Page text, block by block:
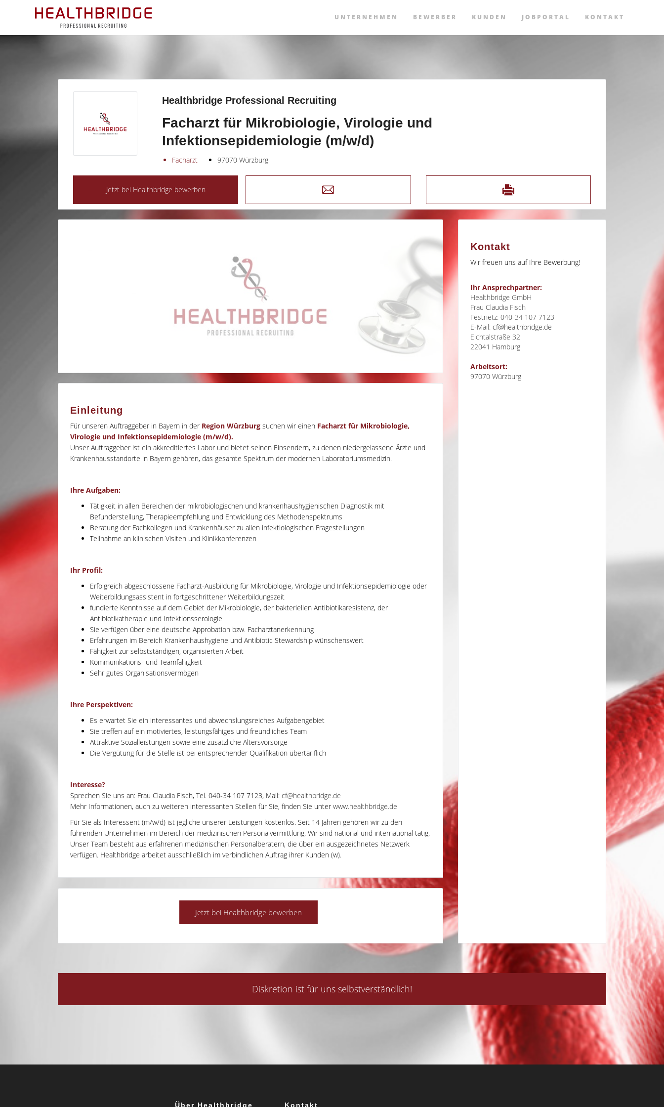
UNTERNEHMEN BEWERBER KUNDEN JOBPORTAL KONTAKT
Healthbridge Professional Recruiting
Facharzt für Mikrobiologie, Virologie und
Infektionsepidemiologie (m/w/d)
Facharzt 97070 Würzburg
Einleitung
Für unseren Auftraggeber in Bayern in der Region Würzburg suchen wir einen Facharzt für Mikrobiologie,
Virologie und Infektionsepidemiologie (m/w/d).
Unser Auftraggeber ist ein akkreditiertes Labor und bietet seinen Einsendern, zu denen niedergelassene Ärzte und
Krankenhausstandorte in Bayern gehören, das gesamte Spektrum der modernen Laboratoriumsmedizin.
Ihre Aufgaben:
Tätigkeit in allen Bereichen der mikrobiologischen und krankenhaushygienischen Diagnostik mit
Befunderstellung, Therapieempfehlung und Entwicklung des Methodenspektrums
Beratung der Fachkollegen und Krankenhäuser zu allen infektiologischen Fragestellungen
Teilnahme an klinischen Visiten und Klinikkonferenzen
Ihr Profil:
Erfolgreich abgeschlossene Facharzt-Ausbildung für Mikrobiologie, Virologie und Infektionsepidemiologie oder
Weiterbildungsassistent in fortgeschrittener Weiterbildungszeit
fundierte Kenntnisse auf dem Gebiet der Mikrobiologie, der bakteriellen Antibiotikaresistenz, der
Antibiotikatherapie und Infektionsserologie
Sie verfügen über eine deutsche Approbation bzw. Facharztanerkennung
Erfahrungen im Bereich Krankenhaushygiene und Antibiotic Stewardship wünschenswert
Fähigkeit zur selbstständigen, organisierten Arbeit
Kommunikations- und Teamfähigkeit
Sehr gutes Organisationsvermögen
Ihre Perspektiven:
Es erwartet Sie ein interessantes und abwechslungsreiches Aufgabengebiet
Sie treffen auf ein motiviertes, leistungsfähiges und freundliches Team
Attraktive Sozialleistungen sowie eine zusätzliche Altersvorsorge
Die Vergütung für die Stelle ist bei entsprechender Qualifikation übertariflich
Interesse?
Sprechen Sie uns an: Frau Claudia Fisch, Tel. 040-34 107 7123, Mail: cf@healthbridge.de
Mehr Informationen, auch zu weiteren interessanten Stellen für Sie, finden Sie unter www.healthbridge.de
Für Sie als Interessent (m/w/d) ist jegliche unserer Leistungen kostenlos. Seit 14 Jahren gehören wir zu den
führenden Unternehmen im Bereich der medizinischen Personalvermittlung. Wir sind national und international tätig.
Unser Team besteht aus erfahrenen medizinischen Personalberatern, die über ein ausgezeichnetes Netzwerk
verfügen. Healthbridge arbeitet ausschließlich im verbindlichen Auftrag ihrer Kunden (w).
Kontakt
Wir freuen uns auf Ihre Bewerbung!
Ihr Ansprechpartner:
Healthbridge GmbH
Frau Claudia Fisch
Festnetz: 040-34 107 7123
E-Mail: cf@healthbridge.de
Eichtalstraße 32
22041 Hamburg
Arbeitsort:
97070 Würzburg
Diskretion ist für uns selbstverständlich!
Über Healthbridge Kontakt